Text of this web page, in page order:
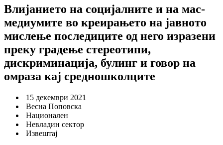
Влијанието на социјалните и на мас-
медиумите во креирањето на јавното
мислење последиците од него изразени
преку градење стереотипи,
дискриминација, булинг и говор на
омраза кај средношколците
15 декември 2021
Весна Поповска
Национален
Невладин сектор
Извештај